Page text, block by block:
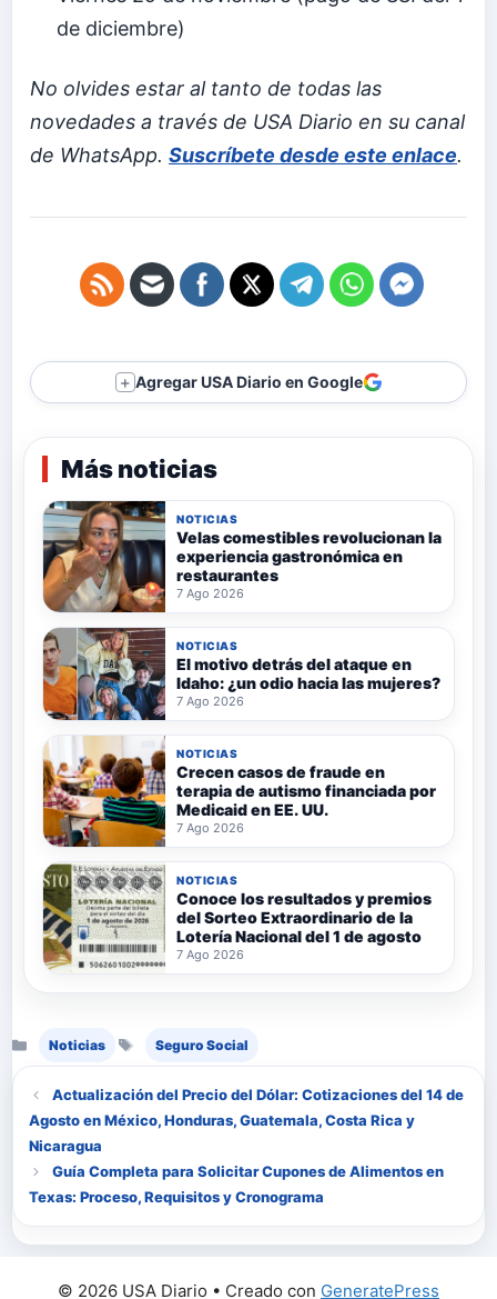
de diciembre)
No olvides estar al tanto de todas las
novedades a través de USA Diario en su canal
de WhatsApp. Suscríbete desde este enlace.
＋ Agregar USA Diario en Google
Más noticias
NOTICIAS
Velas comestibles revolucionan la
experiencia gastronómica en
restaurantes
7 Ago 2026
NOTICIAS
El motivo detrás del ataque en
Idaho: ¿un odio hacia las mujeres?
7 Ago 2026
NOTICIAS
Crecen casos de fraude en
terapia de autismo financiada por
Medicaid en EE. UU.
7 Ago 2026
NOTICIAS
Conoce los resultados y premios
del Sorteo Extraordinario de la
Lotería Nacional del 1 de agosto
7 Ago 2026
Noticias Seguro Social
Actualización del Precio del Dólar: Cotizaciones del 14 de
Agosto en México, Honduras, Guatemala, Costa Rica y
Nicaragua
Guía Completa para Solicitar Cupones de Alimentos en
Texas: Proceso, Requisitos y Cronograma
© 2026 USA Diario • Creado con GeneratePress